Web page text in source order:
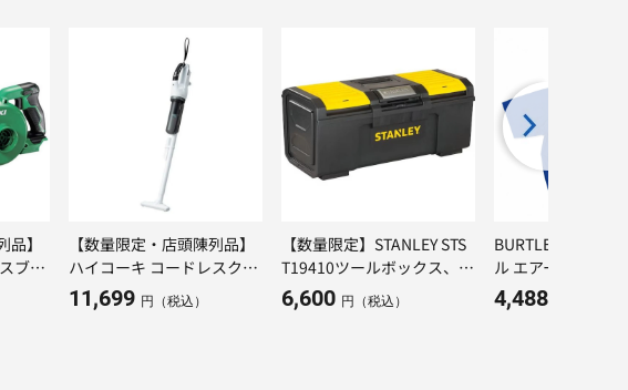
品】
ブロ
の
【数量限定・店頭陳列品】
ハイコーキ コードレスクリ
ーナ R18DC(S)(NN) 本体の
み
11,699 円（税込）
【数量限定】STANLEY STS
T19410ツールボックス、1
9インチ
6,600 円（税込）
BURTLE
ル エアークラフト
年モデル】 ＡＣ２１０６ Ａ
Ｃ半袖ブルゾン
4,488